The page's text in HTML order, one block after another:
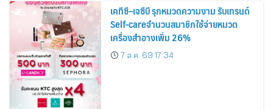
เคทีซี–เจซีบี รุกหมวดความงาม รับเทรนด์
Self-careจำนวนสมาชิกใช้จ่ายหมวด
เครื่องสำอางเพิ่ม 26%
7 ส.ค. 69 17:34